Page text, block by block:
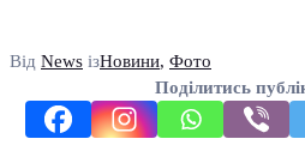
Від News ізНовини, Фото
Поділитись